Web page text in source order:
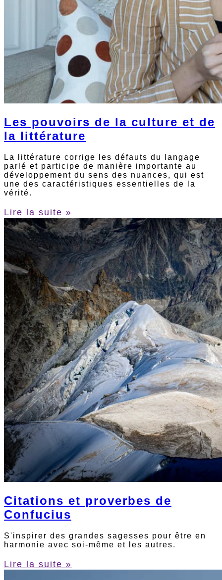
Les pouvoirs de la culture et de
la littérature
La littérature corrige les défauts du langage
parlé et participe de manière importante au
développement du sens des nuances, qui est
une des caractéristiques essentielles de la
vérité.
Lire la suite »
Citations et proverbes de
Confucius
S'inspirer des grandes sagesses pour être en
harmonie avec soi-même et les autres.
Lire la suite »